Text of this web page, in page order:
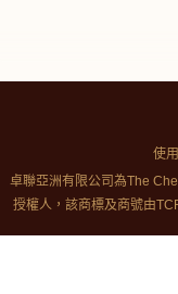
使
卓聯亞洲有限公司為The
授權人，該商標及商號由